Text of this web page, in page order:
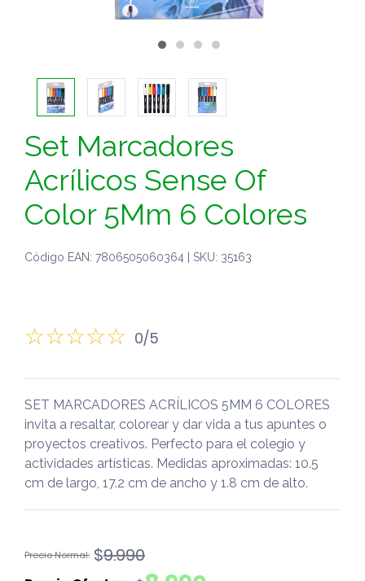
Set Marcadores
Acrílicos Sense Of
Color 5Mm 6 Colores
Código EAN: 7806505060364 | SKU: 35163
0/5
SET MARCADORES ACRÍLICOS 5MM 6 COLORES
invita a resaltar, colorear y dar vida a tus apuntes o
proyectos creativos. Perfecto para el colegio y
actividades artísticas. Medidas aproximadas: 10.5
cm de largo, 17.2 cm de ancho y 1.8 cm de alto.
$9.990
El
El